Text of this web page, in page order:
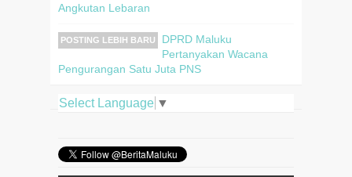
Angkutan Lebaran
POSTING LEBIH BARU
DPRD Maluku
Pertanyakan Wacana
Pengurangan Satu Juta PNS
Select Language ▼